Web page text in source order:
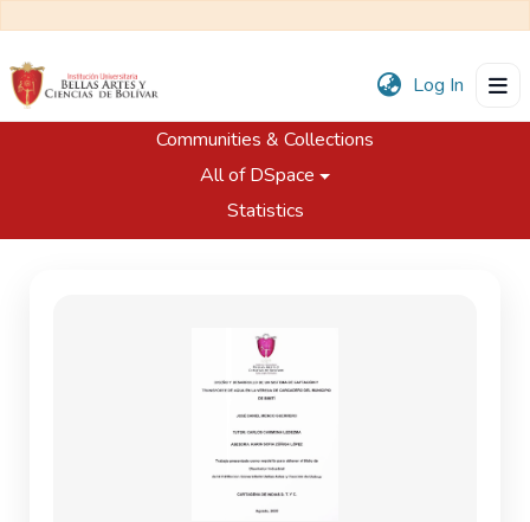
Log In
Communities & Collections
All of DSpace
Statistics
Trabajos de Grado
Programa de Diseño Industrial
Diseño y desarrollo de un sistema de captación y transporte de agua en la vereda de Cargadero del municipio de Simití